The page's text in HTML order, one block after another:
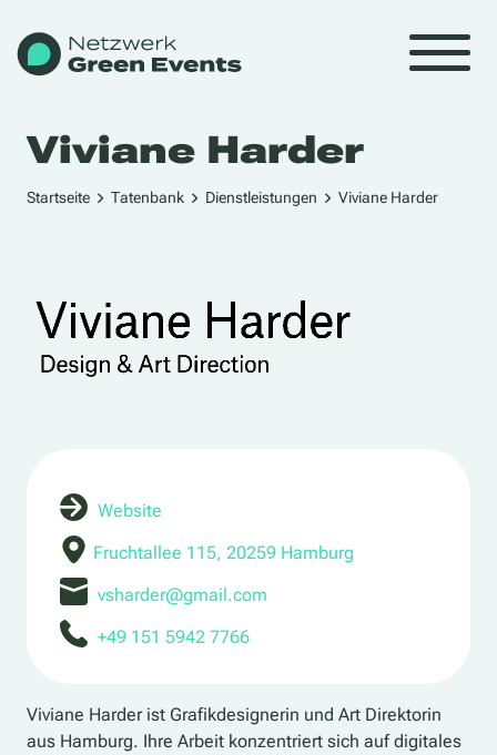
Viviane Harder
Startseite Tatenbank Dienstleistungen Viviane Harder
Website
Fruchtallee 115, 20259 Hamburg
vsharder@gmail.com
+49 151 5942 7766
Viviane Harder ist Grafikdesignerin und Art Direktorin
aus Hamburg. Ihre Arbeit konzentriert sich auf digitales